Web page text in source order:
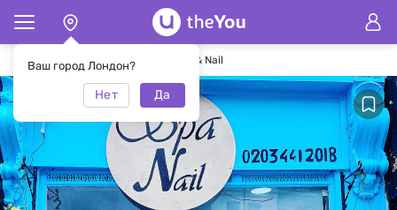
Ваш город Лондон?
Нет Да
Главная Салон Upper Street Spa & Nail